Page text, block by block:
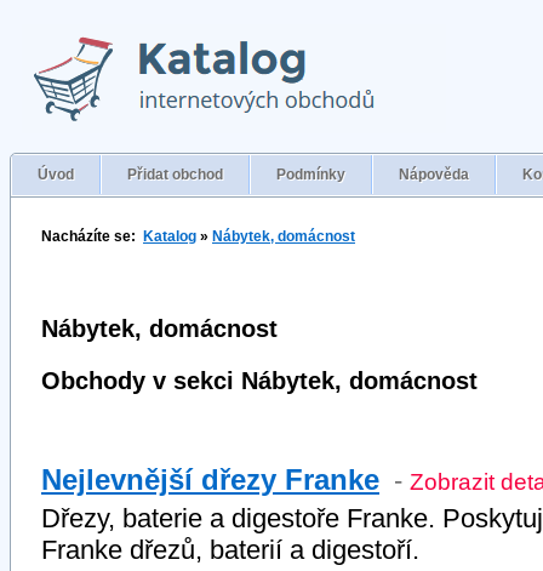
Úvod Přidat obchod Podmínky Nápověda
Nacházíte se: Katalog » Nábytek, domácnost
Nábytek, domácnost
Obchody v sekci Nábytek, domácnost
Nejlevnější dřezy Franke - Zobrazit
Dřezy, baterie a digestoře Franke.
Franke dřezů, baterií a digestoří.